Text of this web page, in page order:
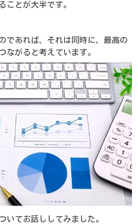
ことが大半です。
であれば、それは同時に、最高の
ながると考えています。
いてお話ししてみました。